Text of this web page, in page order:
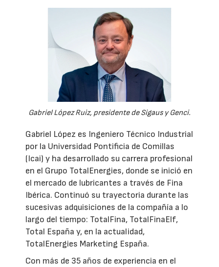
Gabriel López Ruiz, presidente de Sigaus y Genci.
Gabriel López es Ingeniero Técnico Industrial
por la Universidad Pontificia de Comillas
(Icai) y ha desarrollado su carrera profesional
en el Grupo TotalEnergies, donde se inició en
el mercado de lubricantes a través de Fina
Ibérica. Continuó su trayectoria durante las
sucesivas adquisiciones de la compañía a lo
largo del tiempo: TotalFina, TotalFinaElf,
Total España y, en la actualidad,
TotalEnergies Marketing España.
Con más de 35 años de experiencia en el